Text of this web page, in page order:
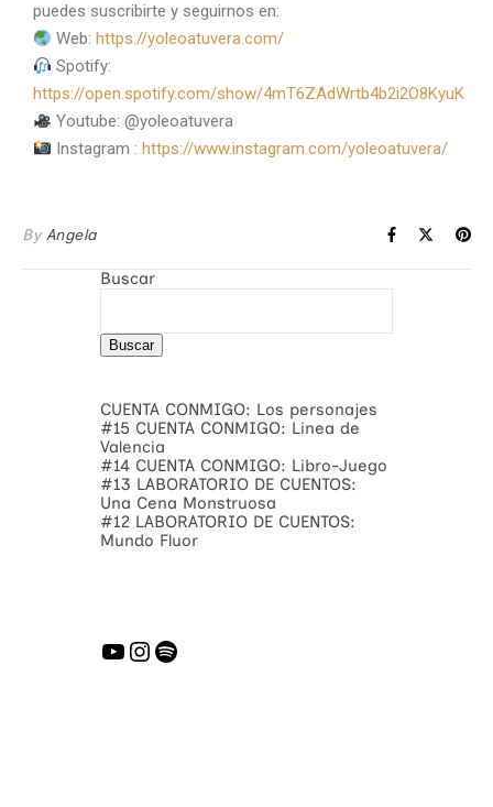
puedes suscribirte y seguirnos en:
Web: https://yoleoatuvera.com/
Spotify:
https://open.spotify.com/show/4mT6ZAdWrtb4b2i2O8KyuK
Youtube: @yoleoatuvera
Instagram : https://www.instagram.com/yoleoatuvera/
ByAngela
Buscar
Buscar
CUENTA CONMIGO: Los personajes
#15 CUENTA CONMIGO: Linea de
Valencia
#14 CUENTA CONMIGO: Libro-Juego
#13 LABORATORIO DE CUENTOS:
Una Cena Monstruosa
#12 LABORATORIO DE CUENTOS:
Mundo Fluor